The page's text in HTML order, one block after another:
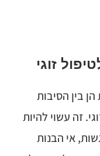
בין הסיבות
זה עשוי להיות
אי הבנות